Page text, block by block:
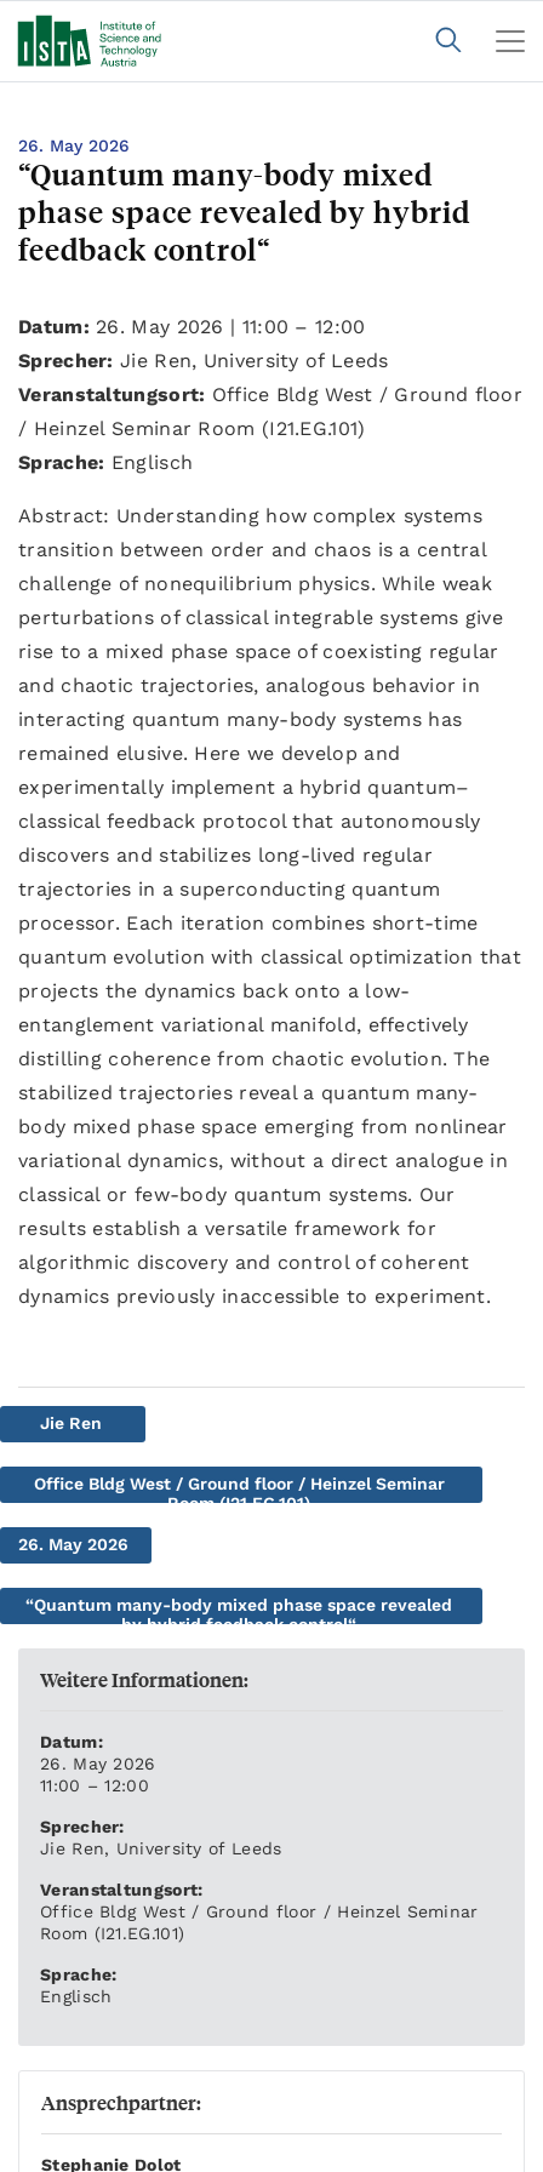
26. May 2026
“Quantum many-body mixed
phase space revealed by hybrid
feedback control“
Datum: 26. May 2026 | 11:00 – 12:00
Sprecher: Jie Ren, University of Leeds
Veranstaltungsort: Office Bldg West / Ground floor
/ Heinzel Seminar Room (I21.EG.101)
Sprache: Englisch
Abstract: Understanding how complex systems
transition between order and chaos is a central
challenge of nonequilibrium physics. While weak
perturbations of classical integrable systems give
rise to a mixed phase space of coexisting regular
and chaotic trajectories, analogous behavior in
interacting quantum many-body systems has
remained elusive. Here we develop and
experimentally implement a hybrid quantum–
classical feedback protocol that autonomously
discovers and stabilizes long-lived regular
trajectories in a superconducting quantum
processor. Each iteration combines short-time
quantum evolution with classical optimization that
projects the dynamics back onto a low-
entanglement variational manifold, effectively
distilling coherence from chaotic evolution. The
stabilized trajectories reveal a quantum many-
body mixed phase space emerging from nonlinear
variational dynamics, without a direct analogue in
classical or few-body quantum systems. Our
results establish a versatile framework for
algorithmic discovery and control of coherent
dynamics previously inaccessible to experiment.
Jie Ren
Office Bldg West / Ground floor / Heinzel Seminar
Room (I21.EG.101)
26. May 2026
“Quantum many-body mixed phase space revealed
by hybrid feedback control“
Weitere Informationen:
Datum:
26. May 2026
11:00 – 12:00
Sprecher:
Jie Ren, University of Leeds
Veranstaltungsort:
Office Bldg West / Ground floor / Heinzel Seminar
Room (I21.EG.101)
Sprache:
Englisch
Ansprechpartner:
Stephanie Dolot